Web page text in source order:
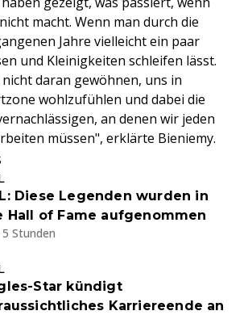
macht. Wenn man durch die
Jahre vielleicht ein paar
und Kleinigkeiten schleifen lässt.
daran gewöhnen, uns in
wohlzufühlen und dabei die
an denen wir jeden
müssen", erklärte Bieniemy.
Diese Legenden wurden in
Hall of Fame aufgenommen
Stunden
Star kündigt
Karriereende an